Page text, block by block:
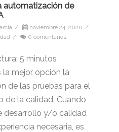
automatización de
/ noviembre 24, 2020 /
/ 0 comentarios
5 minutos
la mejor opción la
de las pruebas para el
de la calidad. Cuando
desarrollo y/o calidad
necesaria, es